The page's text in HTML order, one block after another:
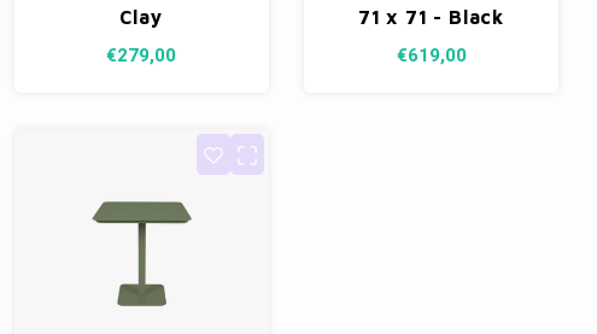
Clay
€279,00
71 x 71 - Black
€619,00